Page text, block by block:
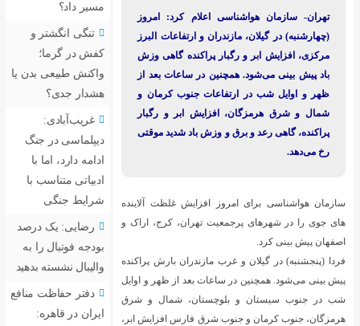
کرد: امروز
و ارتفاعات البرز
گاهی وزش
در ساعات بعد از
جنوب کرمان و
ابر و رگبار
باد شدید موقتی
غلظت آلاینده
تهران، کرج، اراک و
بارش پراکنده
بعد از ظهر و اوایل
شمال و شرق
فارس افزایش ابر،
تنگی انگشتر و
کفش در گرما؛
واکنش طبیعی بدن یا
هشدار جدی؟
غریب‌آبادی:
دیپلماسی در جنگ
شرایط جنگی
رضایی: یک درصد
والیبال نشسته بدهید
دفتر حفاظت منافع
ایران در قاهره: